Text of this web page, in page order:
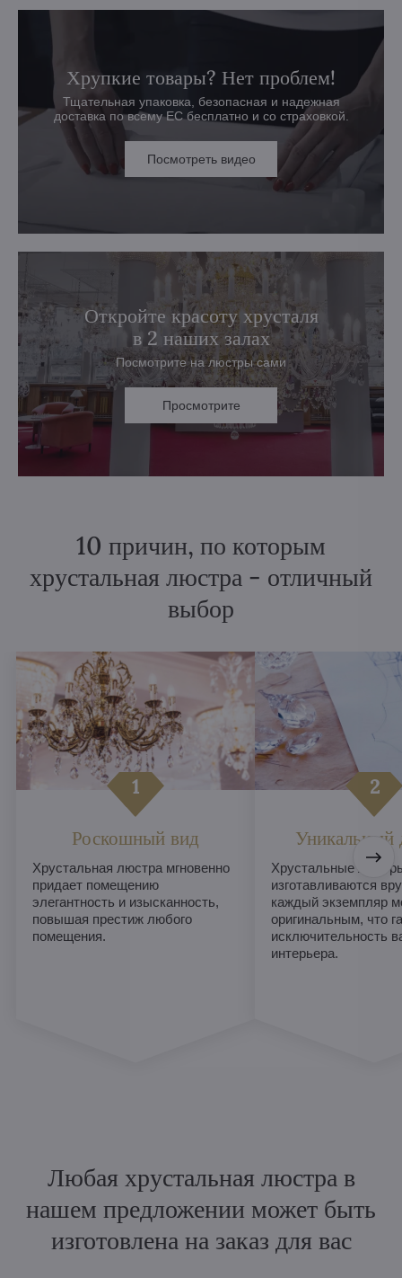
Хрупкие товары? Нет проблем!
Тщательная упаковка, безопасная и надежная
доставка по всему ЕС бесплатно и со страховкой.
Посмотреть видео
Откройте красоту хрусталя
в 2 наших залах
Посмотрите на люстры сами
Просмотрите
10 причин, по которым
хрустальная люстра - отличный
выбор
Роскошный вид
Хрустальная люстра мгновенно
придает помещению
элегантность и изысканность,
повышая престиж любого
помещения.
Уникальный
Хрустальные
изготавливаются
каждый экземпляр
оригинальным, что
исключительность
интерьера.
Любая хрустальная люстра в
нашем предложении может быть
изготовлена на заказ для вас